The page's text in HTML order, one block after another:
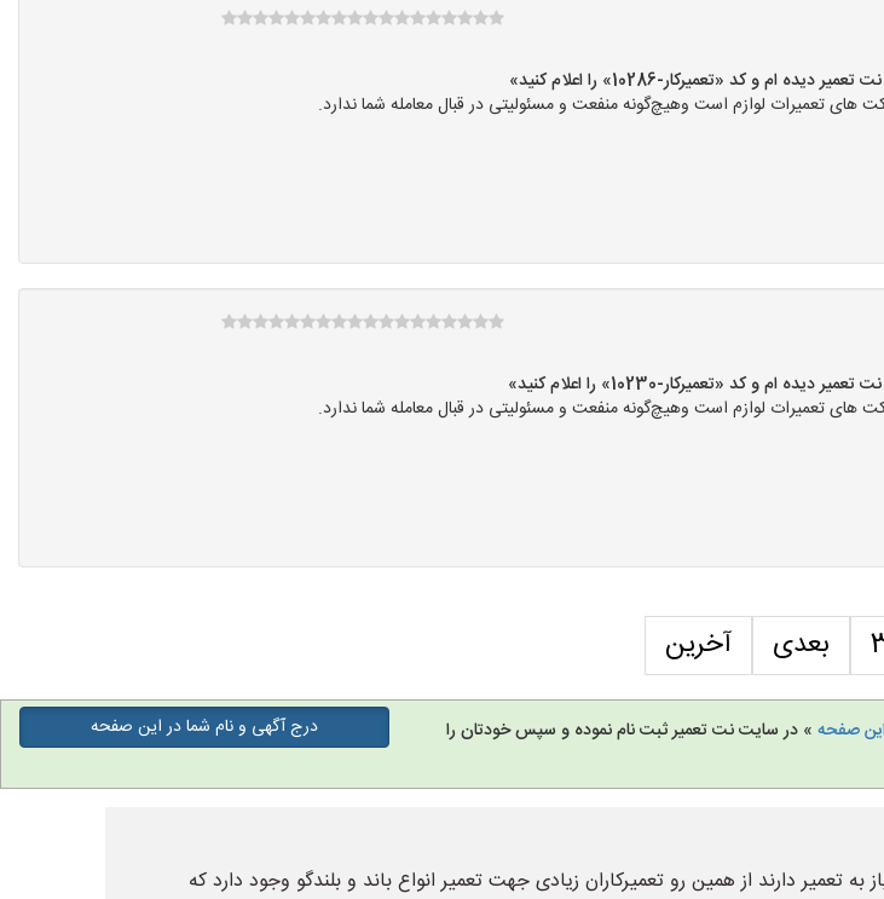
و کد «تعمیرکار-10286» را اعلام کنید»
تعمیرات لوازم است وهیچ‌گونه منفعت و مسئولیتی در قبال معامله شما ندارد.
و کد «تعمیرکار-10230» را اعلام کنید»
تعمیرات لوازم است وهیچ‌گونه منفعت و مسئولیتی در قبال معامله شما ندارد.
بعدی آخرین
صفحه » در سایت نت تعمیر ثبت نام نموده و سپس خودتان را
درج آگهی و نام شما در این صفحه
تعمیر دارند از همین رو تعمیرکاران زیادی جهت تعمیر انواع باند و بلندگو وجود دارد که